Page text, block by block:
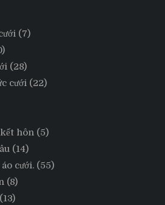
(7)
(28)
cưới (22)
hôn (5)
(14)
cưới. (55)
(8)
(13)